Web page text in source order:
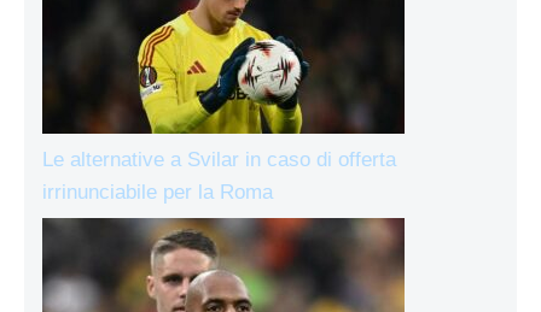
Le alternative a Svilar in caso di offerta
irrinunciabile per la Roma